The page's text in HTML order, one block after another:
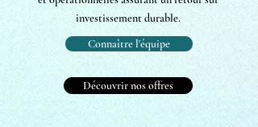
investissement durable.
Connaître l'équipe
Découvrir nos offres